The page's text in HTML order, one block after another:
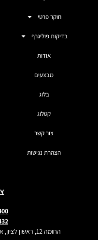
חוקר פרטי
בדיקות פוליגרף
אודות
מבצעים
בלוג
קטלוג
צור קשר
הצהרת נגישות
החומה 12, ראשון לציון, א.ת חדש ראשל"צ. ליד קניון הזהב